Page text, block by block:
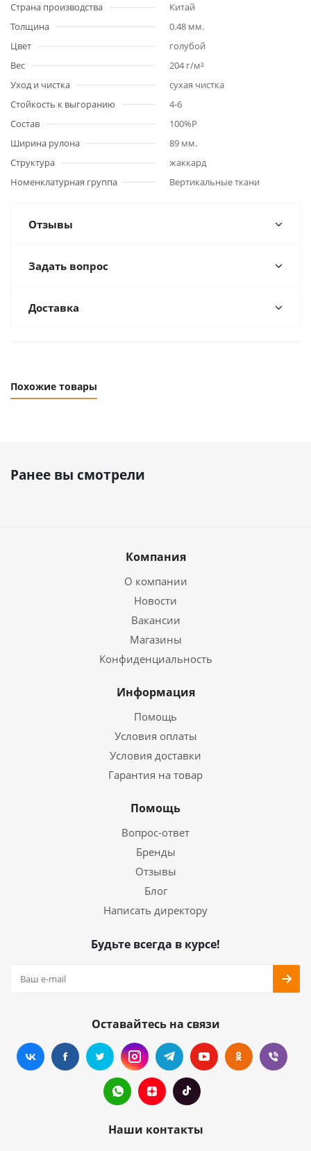
Страна производства
Китай
Толщина
0.48 мм.
Цвет
голубой
Вес
204 г/м²
Уход и чистка
сухая чистка
Стойкость к выгоранию
4-6
Состав
100%P
Ширина рулона
89 мм.
Структура
жаккард
Номенклатурная группа
Вертикальные ткани
Отзывы
Задать вопрос
Доставка
Похожие товары
Ранее вы смотрели
Компания
О компании
Новости
Вакансии
Магазины
Конфиденциальность
Информация
Помощь
Условия оплаты
Условия доставки
Гарантия на товар
Помощь
Вопрос-ответ
Бренды
Отзывы
Блог
Написать директору
Будьте всегда в курсе!
Оставайтесь на связи
Наши контакты